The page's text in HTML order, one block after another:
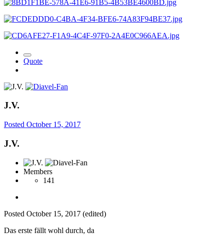
Quote
J.V.
Posted October 15, 2017
J.V.
Members
141
Posted October 15, 2017 (edited)
Das erste fällt wohl durch, da